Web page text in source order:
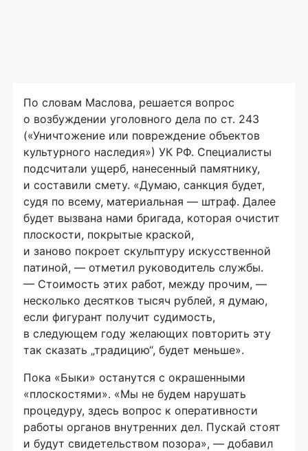
По словам Маслова, решается вопрос
о возбуждении уголовного дела по ст. 243
(«Уничтожение или повреждение объектов
культурного наследия») УК РФ. Специалисты
подсчитали ущерб, нанесенный памятнику,
и составили смету. «Думаю, санкция будет,
судя по всему, материальная — штраф. Далее
будет вызвана нами бригада, которая очистит
плоскости, покрытые краской,
и заново покроет скульптуру искусственной
патиной, — отметил руководитель службы.
— Стоимость этих работ, между прочим, —
несколько десятков тысяч рублей, я думаю,
если фигурант получит судимость,
в следующем году желающих повторить эту
так сказать „традицию“, будет меньше».
Пока «Быки» останутся с окрашенными
«плоскостями». «Мы не будем нарушать
процедуру, здесь вопрос к оперативности
работы органов внутренних дел. Пускай стоят
и будут свидетельством позора», — добавил